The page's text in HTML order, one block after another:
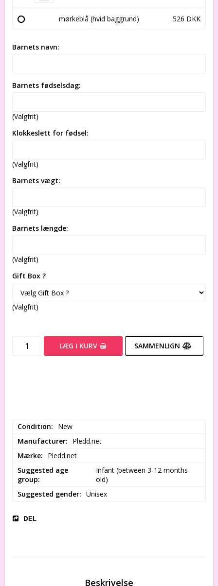
mørkeblå (hvid baggrund) 526 DKK
Barnets navn:
Barnets fødselsdag:
(Valgfrit)
Klokkeslett for fødsel:
(Valgfrit)
Barnets vægt:
(Valgfrit)
Barnets længde:
(Valgfrit)
Gift Box ?
(Valgfrit)
LÆG I KURV SAMMENLIGN
Condition
New
Manufacturer
Pledd.net
Mærke
Pledd.net
Suggested age
group
Infant (between 3-12 months
old)
Suggested gender
Unisex
DEL
Beskrivelse